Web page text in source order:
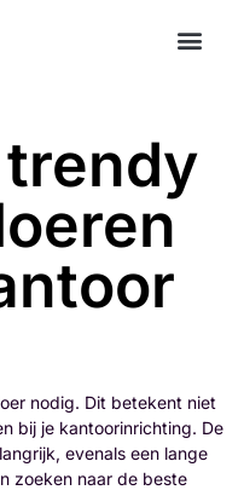
nodig. Dit betekent niet
bij je kantoorinrichting. De
evenals een lange
zoeken naar de beste